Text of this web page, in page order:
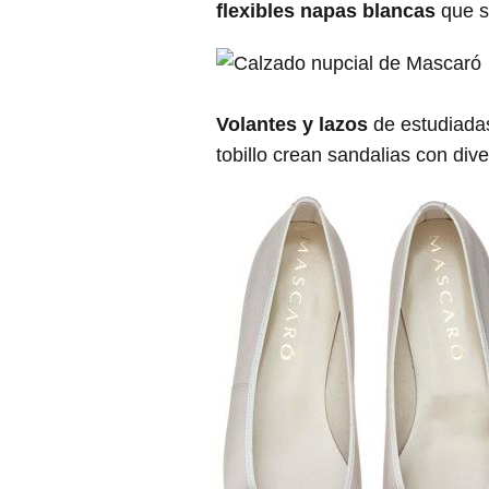
flexibles napas blancas que
Volantes y lazos de
tobillo crean sandalias con